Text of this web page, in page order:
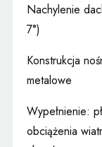
Nachylenie
7°)
Konstrukcja
metalowe
Wypełnienie:
obciążenia